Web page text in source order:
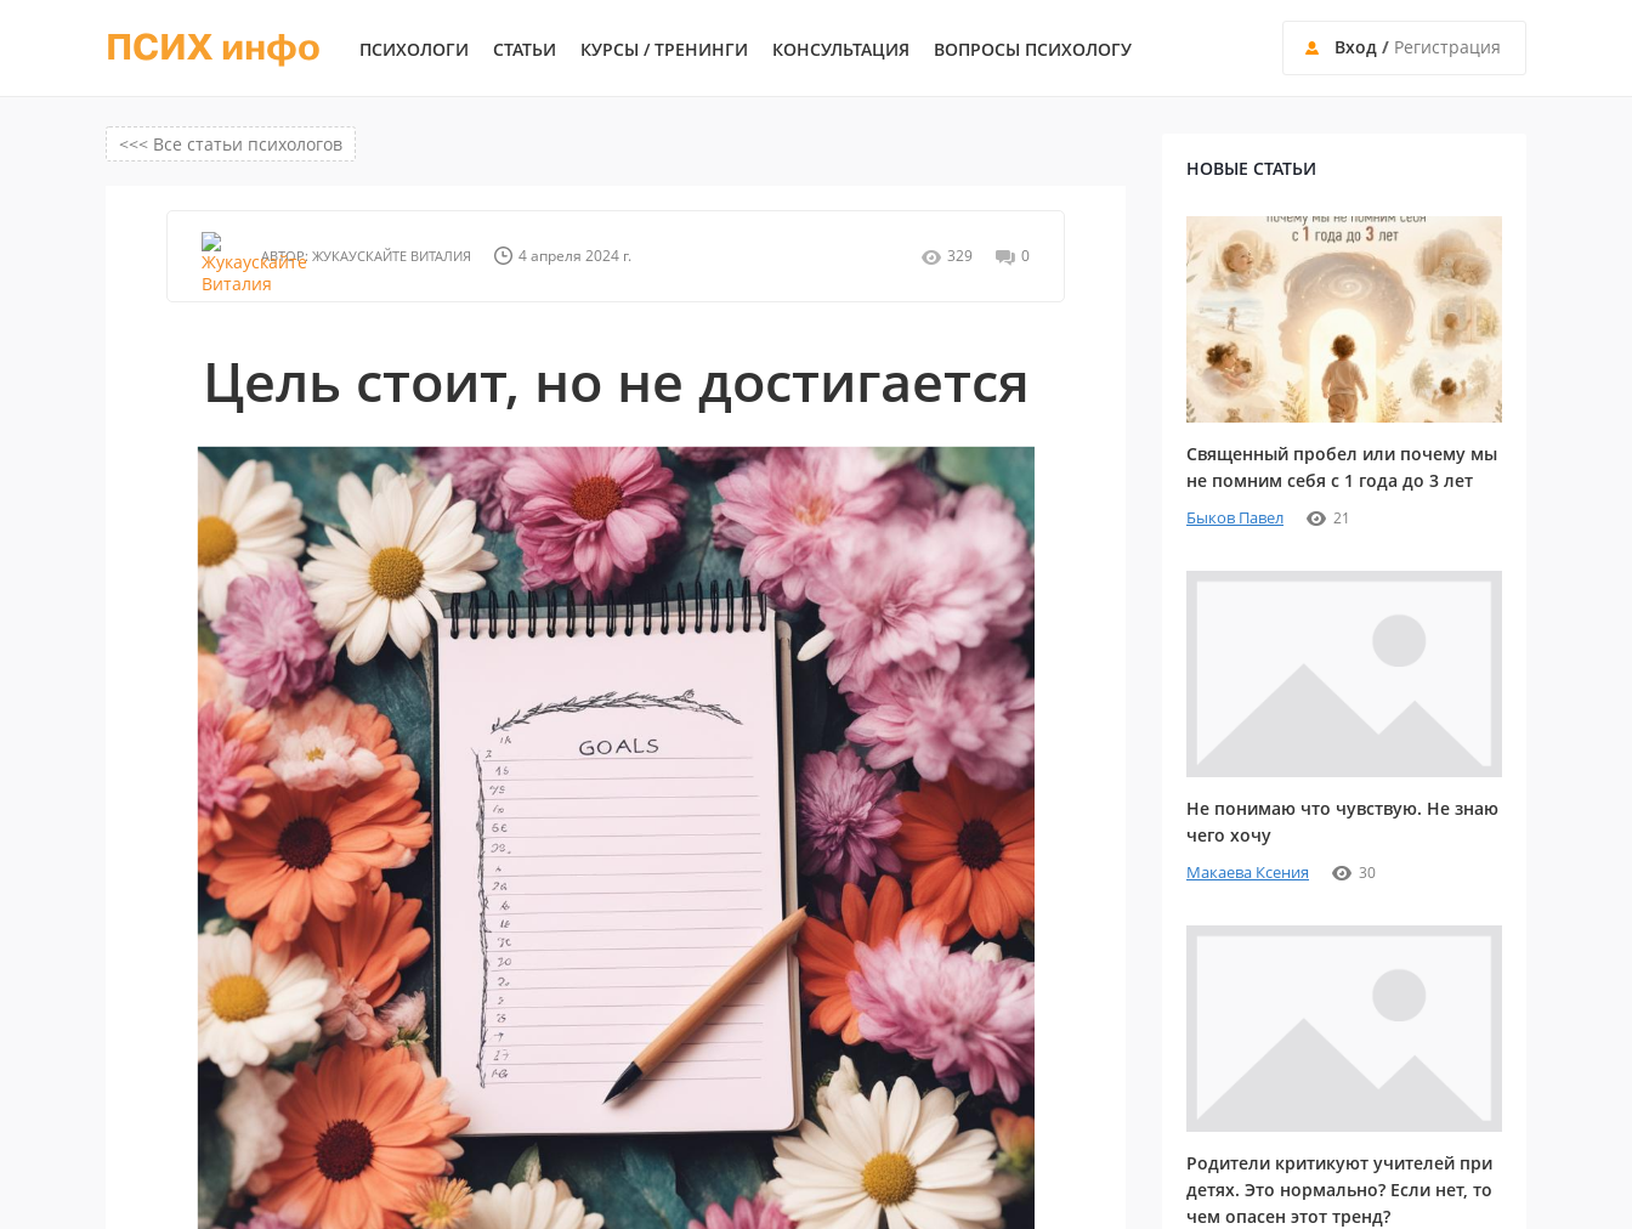
ПСИХ инфо ПСИХОЛОГИ СТАТЬИ КУРСЫ / ТРЕНИНГИ КОНСУЛЬТАЦИЯ ВОПРОСЫ ПСИХОЛОГУ Вход / Регистрация
<<< Все статьи психологов
АВТОР: ЖУКАУСКАЙТЕ ВИТАЛИЯ 4 апреля 2024 г. 329 0
Цель стоит, но не достигается
НОВЫЕ СТАТЬИ
Священный пробел или почему мы
не помним себя с 1 года до 3 лет
Быков Павел 21
Не понимаю что чувствую. Не знаю
чего хочу
Макаева Ксения 30
Родители критикуют учителей при
детях. Это нормально? Если нет, то
чем опасен этот тренд?